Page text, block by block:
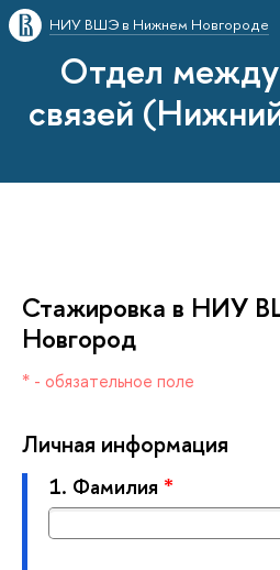
НИУ ВШЭ в Нижнем Новгороде
Отдел
связей
Стажировка в НИУ
Новгород
* - обязательное поле
Личная информация
1. Фамилия *